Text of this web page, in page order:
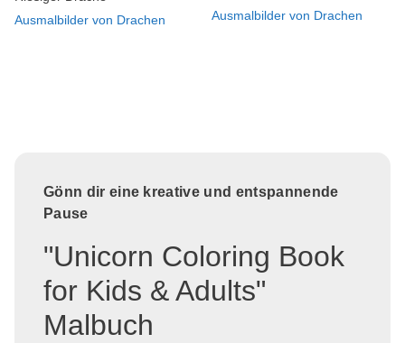
Ausmalbilder von Drachen
Ausmalbilder von Drachen
Gönn dir eine kreative und entspannende
Pause
"Unicorn Coloring Book
for Kids & Adults"
Malbuch